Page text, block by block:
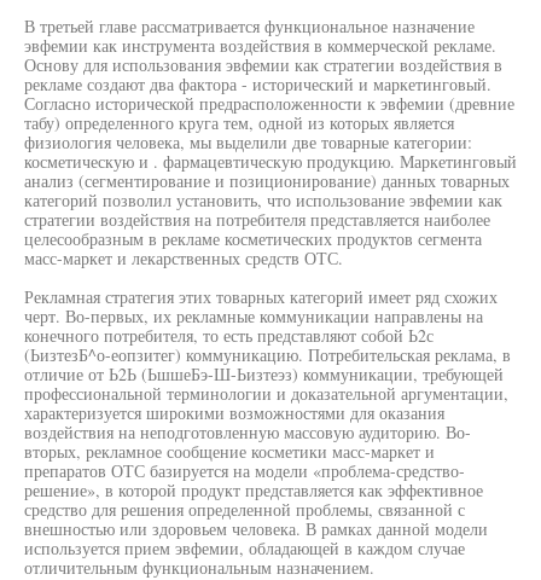
В третьей главе рассматривается функциональное назначение
эвфемии как инструмента воздействия в коммерческой рекламе.
Основу для использования эвфемии как стратегии воздействия в
рекламе создают два фактора - исторический и маркетинговый.
Согласно исторической предрасположенности к эвфемии (древние
табу) определенного круга тем, одной из которых является
физиология человека, мы выделили две товарные категории:
косметическую и . фармацевтическую продукцию. Маркетинговый
анализ (сегментирование и позиционирование) данных товарных
категорий позволил установить, что использование эвфемии как
стратегии воздействия на потребителя представляется наиболее
целесообразным в рекламе косметических продуктов сегмента
масс-маркет и лекарственных средств ОТС.
Рекламная стратегия этих товарных категорий имеет ряд схожих
черт. Во-первых, их рекламные коммуникации направлены на
конечного потребителя, то есть представляют собой Ь2с
(ЬизтезБ^о-еопзитег) коммуникацию. Потребительская реклама, в
отличие от Ь2Ь (ЬшшеБэ-Ш-Ьизтеэз) коммуникации, требующей
профессиональной терминологии и доказательной аргументации,
характеризуется широкими возможностями для оказания
воздействия на неподготовленную массовую аудиторию. Во-
вторых, рекламное сообщение косметики масс-маркет и
препаратов ОТС базируется на модели «проблема-средство-
решение», в которой продукт представляется как эффективное
средство для решения определенной проблемы, связанной с
внешностью или здоровьем человека. В рамках данной модели
используется прием эвфемии, обладающей в каждом случае
отличительным функциональным назначением.